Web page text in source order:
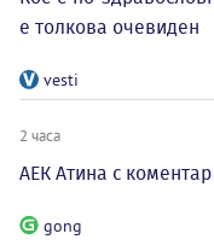
е толкова очевиден
vesti
2 часа
АЕК Атина с
gong